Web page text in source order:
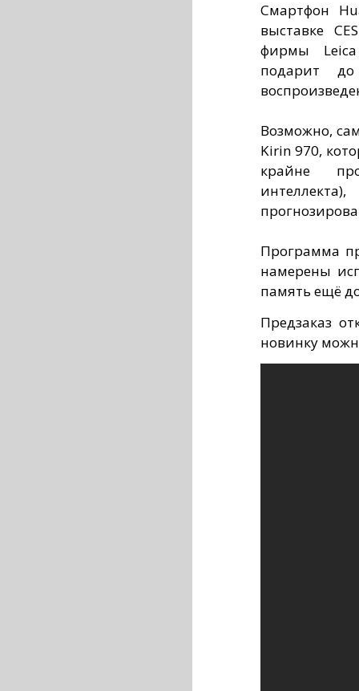
Смартфон
выставке
фирмы
подарит
Возможно,
Kirin 970,
крайне
Программа
намерены
память ещё
Предзаказ
новинку